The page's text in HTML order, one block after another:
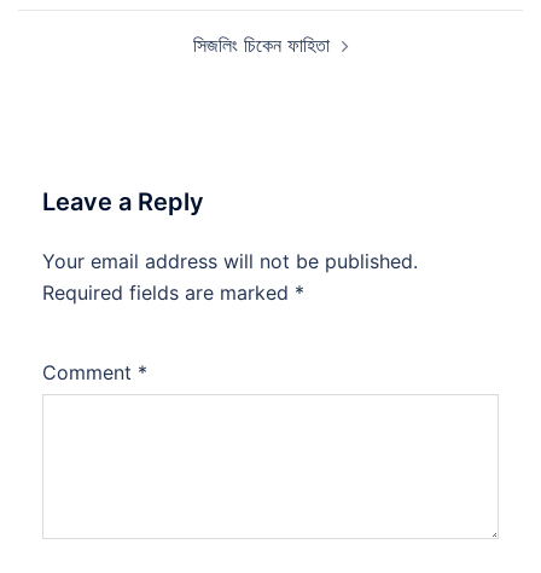
সিজলিং চিকেন ফাহিতা
Leave a Reply
Your email address will not be published.
Required fields are marked *
Comment *